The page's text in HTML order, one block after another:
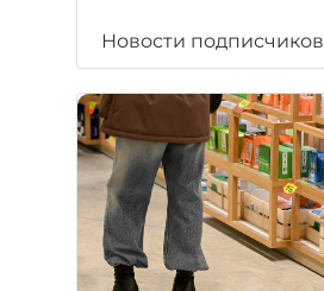
Новости подписчиков